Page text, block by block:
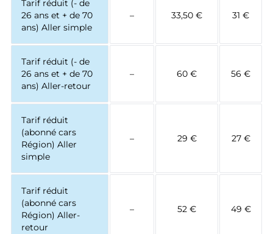
Tarif réduit (- de
26 ans et + de 70
ans) Aller simple
– 33,50 € 31 €
Tarif réduit (- de
26 ans et + de 70
ans) Aller-retour
– 60 € 56 €
Tarif réduit
(abonné cars
Région) Aller
simple
– 29 € 27 €
Tarif réduit
(abonné cars
Région) Aller-
retour
– 52 € 49 €